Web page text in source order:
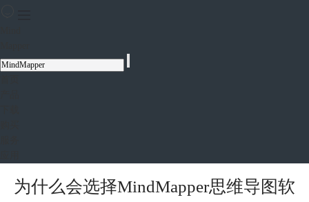
为什么会选择MindMapper思维导图软